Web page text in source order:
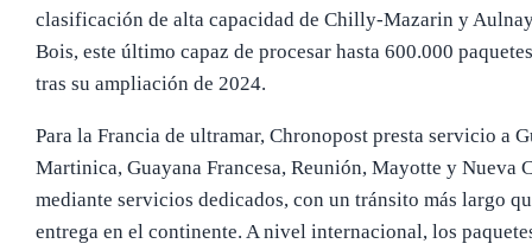
clasificación de alta capacidad de Chilly-Mazarin y
Bois, este último capaz de procesar hasta 600.000
tras su ampliación de 2024.
Para la Francia de ultramar, Chronopost presta servicio a
Martinica, Guayana Francesa, Reunión, Mayotte y Nueva
mediante servicios dedicados, con un tránsito más largo
entrega en el continente. A nivel internacional, los